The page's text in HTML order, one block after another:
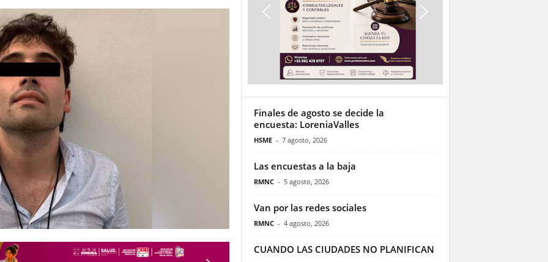
Finales de agosto se decide la
encuesta: LoreniaValles
HSME - 7 agosto, 2026
Las encuestas a la baja
RMNC - 5 agosto, 2026
Van por las redes sociales
RMNC - 4 agosto, 2026
CUANDO LAS CIUDADES NO PLANIFICAN